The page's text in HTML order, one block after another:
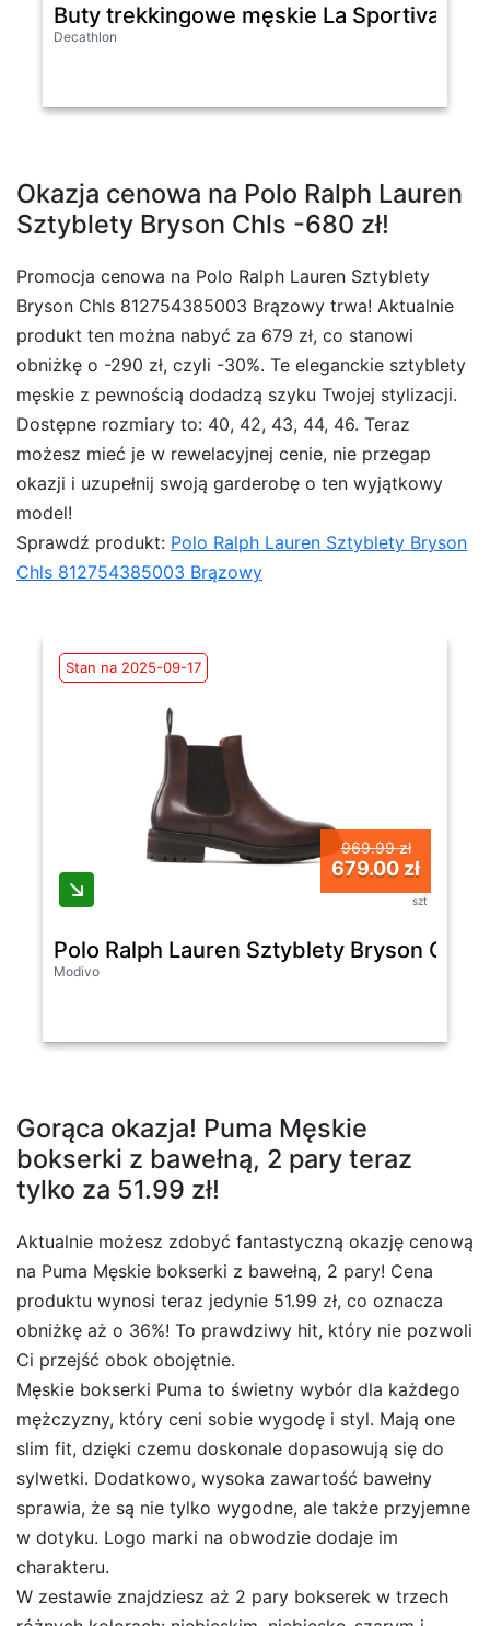
Buty trekkingowe męskie La Sportiva
Decathlon
Okazja cenowa na Polo Ralph Lauren
Sztyblety Bryson Chls -680 zł!
Promocja cenowa na Polo Ralph Lauren Sztyblety
Bryson Chls 812754385003 Brązowy trwa! Aktualnie
produkt ten można nabyć za 679 zł, co stanowi
obniżkę o -290 zł, czyli -30%. Te eleganckie sztyblety
męskie z pewnością dodadzą szyku Twojej stylizacji.
Dostępne rozmiary to: 40, 42, 43, 44, 46. Teraz
możesz mieć je w rewelacyjnej cenie, nie przegap
okazji i uzupełnij swoją garderobę o ten wyjątkowy
model!
Sprawdź produkt: Polo Ralph Lauren Sztyblety Bryson
Chls 812754385003 Brązowy
Stan na 2025-09-17
969.99 zł
679.00 zł
szt
Polo Ralph Lauren Sztyblety Bryson
Modivo
Gorąca okazja! Puma Męskie
bokserki z bawełną, 2 pary teraz
tylko za 51.99 zł!
Aktualnie możesz zdobyć fantastyczną okazję cenową
na Puma Męskie bokserki z bawełną, 2 pary! Cena
produktu wynosi teraz jedynie 51.99 zł, co oznacza
obniżkę aż o 36%! To prawdziwy hit, który nie pozwoli
Ci przejść obok obojętnie.
Męskie bokserki Puma to świetny wybór dla każdego
mężczyzny, który ceni sobie wygodę i styl. Mają one
slim fit, dzięki czemu doskonale dopasowują się do
sylwetki. Dodatkowo, wysoka zawartość bawełny
sprawia, że są nie tylko wygodne, ale także przyjemne
w dotyku. Logo marki na obwodzie dodaje im
charakteru.
W zestawie znajdziesz aż 2 pary bokserek w trzech